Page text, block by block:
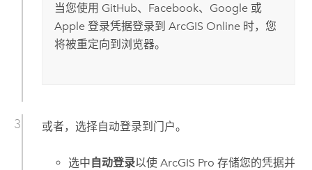
当您使用 GitHub、 Facebook、 Google或
Apple登录凭据登录到 ArcGIS Online时，您
将被重定向到浏览器。
或者，选择自动登录到门户。
选中自动登录以使ArcGIS Pro 存储您的凭据并